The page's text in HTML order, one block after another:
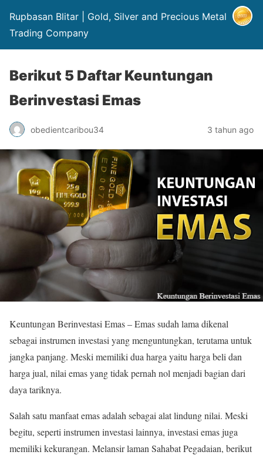
Rupbasan Blitar | Gold, Silver and Precious Metal
Trading Company
Berikut 5 Daftar Keuntungan
Berinvestasi Emas
obedientcaribou34 3 tahun ago
Keuntungan Berinvestasi Emas – Emas sudah lama dikenal
sebagai instrumen investasi yang menguntungkan, terutama untuk
jangka panjang. Meski memiliki dua harga yaitu harga beli dan
harga jual, nilai emas yang tidak pernah nol menjadi bagian dari
daya tariknya.
Salah satu manfaat emas adalah sebagai alat lindung nilai. Meski
begitu, seperti instrumen investasi lainnya, investasi emas juga
memiliki kekurangan. Melansir laman Sahabat Pegadaian, berikut